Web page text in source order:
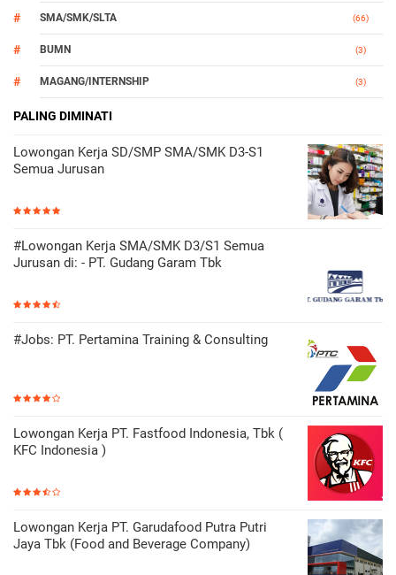
SMA/SMK/SLTA (66)
BUMN (3)
MAGANG/INTERNSHIP (3)
OTOMOTIF
PALING DIMINATI
Lowongan Kerja SD/SMP SMA/SMK D3-S1
Semua Jurusan
#Lowongan Kerja SMA/SMK D3/S1 Semua
Jurusan di: - PT. Gudang Garam Tbk
#Jobs: PT. Pertamina Training & Consulting
Lowongan Kerja PT. Fastfood Indonesia, Tbk (
KFC Indonesia )
Lowongan Kerja PT. Garudafood Putra Putri
Jaya Tbk (Food and Beverage Company)